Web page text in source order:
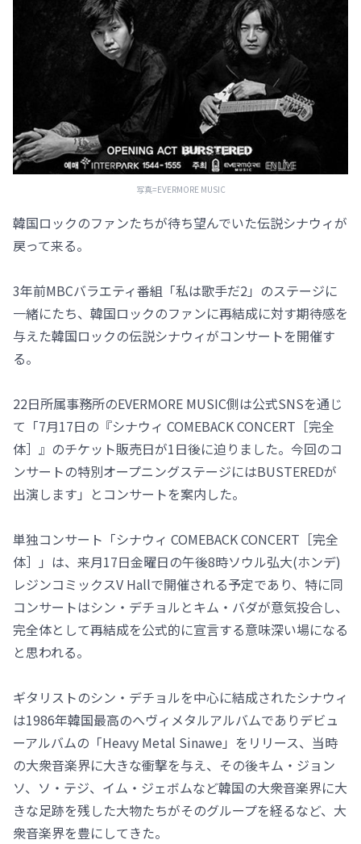
写真=EVERMORE MUSIC
韓国ロックのファンたちが待ち望んでいた伝説シナウィが
戻って来る。
3年前MBCバラエティ番組「私は歌手だ2」のステージに
一緒にたち、韓国ロックのファンに再結成に対す期待感を
与えた韓国ロックの伝説シナウィがコンサートを開催す
る。
22日所属事務所のEVERMORE MUSIC側は公式SNSを通じ
て「7月17日の『シナウィ COMEBACK CONCERT［完全
体］』のチケット販売日が1日後に迫りました。今回のコ
ンサートの特別オープニングステージにはBUSTEREDが
出演します」とコンサートを案内した。
単独コンサート「シナウィ COMEBACK CONCERT［完全
体］」は、来月17日金曜日の午後8時ソウル弘大(ホンデ)
レジンコミックスV Hallで開催される予定であり、特に同
コンサートはシン・デチョルとキム・バダが意気投合し、
完全体として再結成を公式的に宣言する意味深い場になる
と思われる。
ギタリストのシン・デチョルを中心に結成されたシナウィ
は1986年韓国最高のへヴィメタルアルバムでありデビュ
ーアルバムの「Heavy Metal Sinawe」をリリース、当時
の大衆音楽界に大きな衝撃を与え、その後キム・ジョン
ソ、ソ・テジ、イム・ジェボムなど韓国の大衆音楽界に大
きな足跡を残した大物たちがそのグループを経るなど、大
衆音楽界を豊にしてきた。